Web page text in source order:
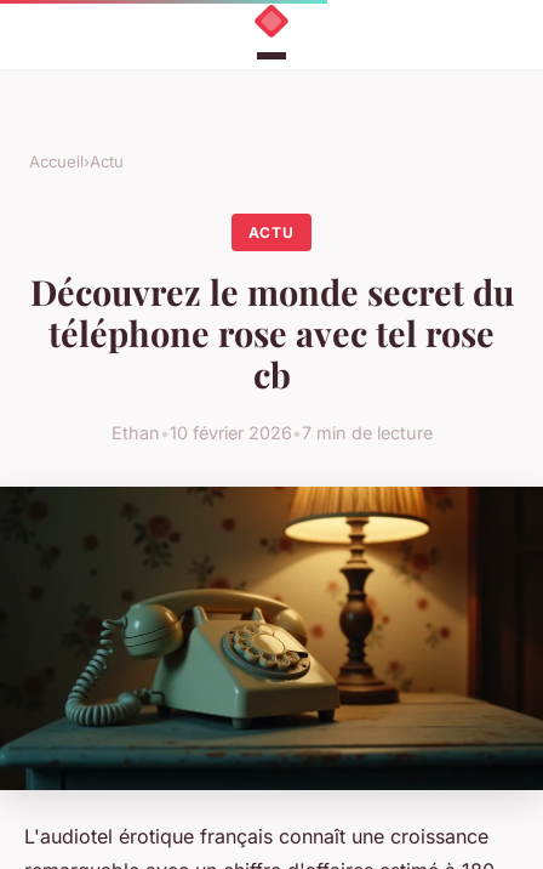
Accueil›Actu
ACTU
Découvrez le monde secret du
téléphone rose avec tel rose
cb
Ethan•10 février 2026•7 min de lecture
L'audiotel érotique français connaît une croissance